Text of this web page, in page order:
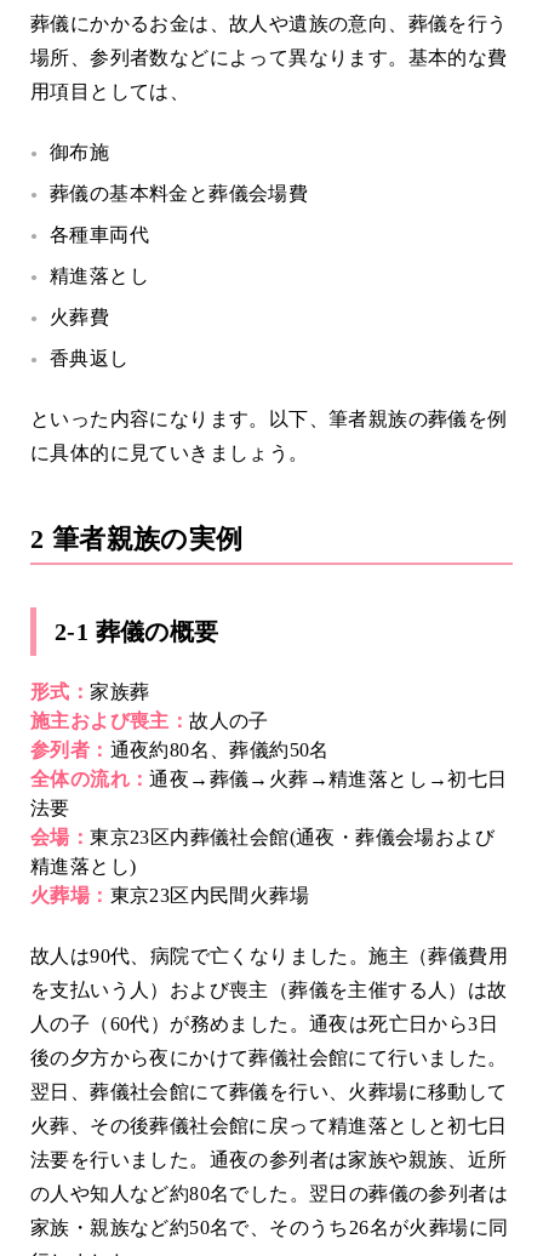
葬儀にかかるお金は、故人や遺族の意向、葬儀を行う
場所、参列者数などによって異なります。基本的な費
用項目としては、
御布施
葬儀の基本料金と葬儀会場費
各種車両代
精進落とし
火葬費
香典返し
といった内容になります。以下、筆者親族の葬儀を例
に具体的に見ていきましょう。
2 筆者親族の実例
2-1 葬儀の概要
形式：家族葬
施主および喪主：故人の子
参列者： 通夜約80名、葬儀約50名
全体の流れ：通夜→葬儀→火葬→精進落とし→初七日
法要
会場：東京23区内葬儀社会館(通夜・葬儀会場および
精進落とし)
火葬場： 東京23区内民間火葬場
故人は90代、病院で亡くなりました。施主（葬儀費用
を支払いう人）および喪主（葬儀を主催する人）は故
人の子（60代）が務めました。通夜は死亡日から3日
後の夕方から夜にかけて葬儀社会館にて行いました。
翌日、葬儀社会館にて葬儀を行い、火葬場に移動して
火葬、その後葬儀社会館に戻って精進落としと初七日
法要を行いました。通夜の参列者は家族や親族、近所
の人や知人など約80名でした。翌日の葬儀の参列者は
家族・親族など約50名で、そのうち26名が火葬場に同